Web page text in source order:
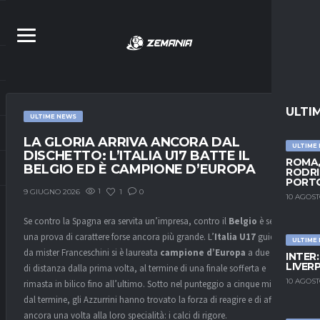
ULTIME
10
ULTIME
10
ULTIME NEWS
LA GLORIA ARRIVA ANCORA DAL
DISCHETTO: L’ITALIA U17 BATTE IL
BELGIO ED È CAMPIONE D’EUROPA
9 GIUGNO 2026 1 1 0
Se contro la Spagna era servita un’impresa, contro il Belgio è servita
una prova di carattere forse ancora più grande. L’Italia U17 guidata
da mister Franceschini si è laureata campione d’Europa a due anni
di distanza dalla prima volta, al termine di una finale sofferta e
rimasta in bilico fino all’ultimo. Sotto nel punteggio a cinque minuti
dal termine, gli Azzurrini hanno trovato la forza di reagire e di affidarsi
ancora una volta alla loro specialità: i calci di rigore.